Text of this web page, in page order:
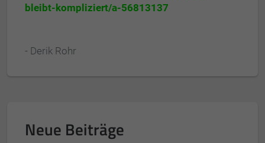
Neue Beiträge
bleibt-kompliziert/a-56813137
- Derik Rohr